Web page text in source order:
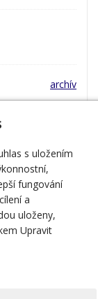
archív
s uložením
fungování
a
uloženy,
Upravit